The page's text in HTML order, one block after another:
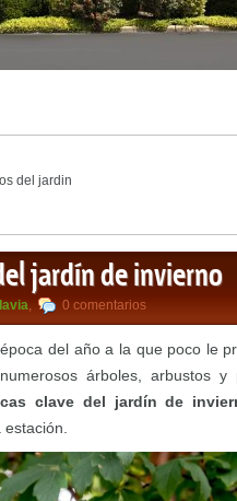
del jardin
jardín de invierno
0 comentarios
del año a la que poco le
árboles, arbustos
clave del jardín de